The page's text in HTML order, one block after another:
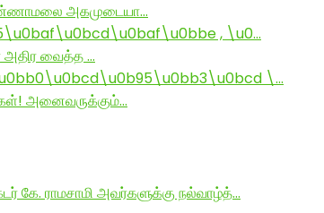
அகமுடையா…
, \u0…
அதிர வைத்த …
\…
அனைவருக்கும்…
கே. ராமசாமி அவர்களுக்கு நல்வாழ்த்…